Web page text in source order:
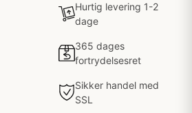
Hurtig levering 1-2
dage
365 dages
fortrydelsesret
Sikker handel med
SSL